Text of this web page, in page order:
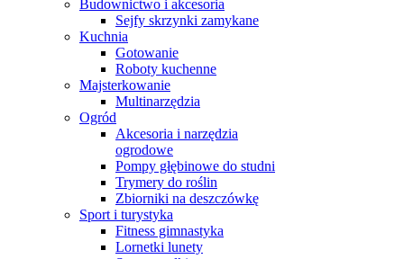
Budownictwo i akcesoria
Sejfy skrzynki zamykane
Kuchnia
Gotowanie
Roboty kuchenne
Majsterkowanie
Multinarzędzia
Ogród
Akcesoria i narzędzia
ogrodowe
Pompy głębinowe do studni
Trymery do roślin
Zbiorniki na deszczówkę
Sport i turystyka
Fitness gimnastyka
Lornetki lunety